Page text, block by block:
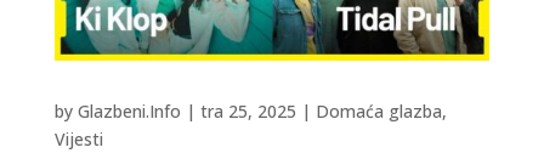
by Glazbeni.Info | tra 25, 2025 | Domaća glazba,
Vijesti